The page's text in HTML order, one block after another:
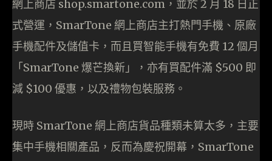
網上商店 shop.smartone.com，並於 2 月 18 日正
式營運，SmarTone 網上商店主打熱門手機、原廠
手機配件及儲值卡，而且買智能手機有免費 12 個月
「SmarTone 爆芒換新」，亦有買配件滿 $500 即
減 $100 優惠，以及禮物包裝服務。
現時 SmarTone 網上商店貨品種類未算太多，主要
集中手機相關產品，反而為慶祝開幕，SmarTone